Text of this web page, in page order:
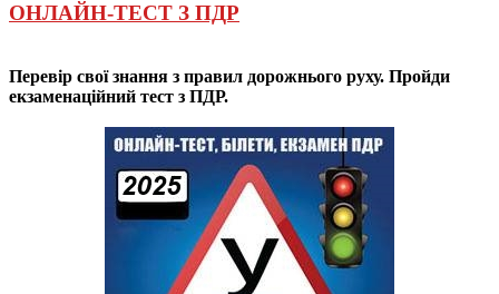
ОНЛАЙН-ТЕСТ З ПДР
Перевір свої знання з правил дорожнього руху. Пройди
екзаменаційний тест з ПДР.